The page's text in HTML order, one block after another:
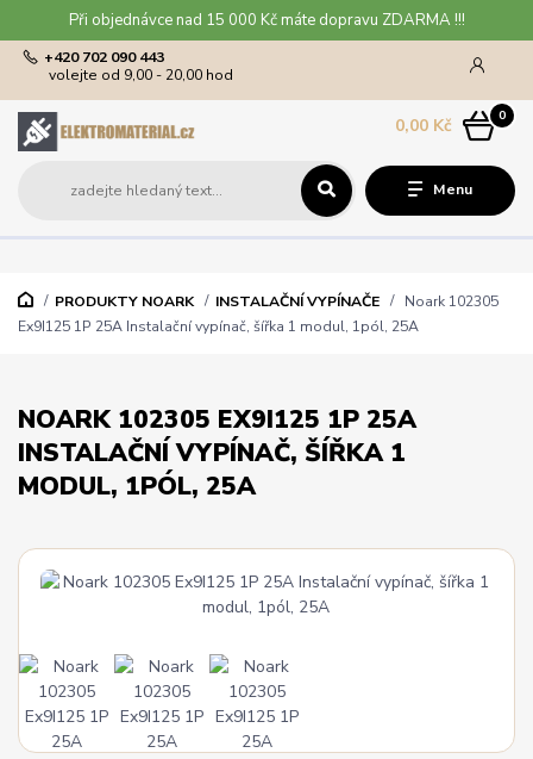
Při objednávce nad 15 000 Kč máte dopravu ZDARMA !!!
Menu
+420 702 090 443
volejte od 9,00 - 20,00 hod
0
0,00 Kč
PRODUKTY NOARK INSTALAČNÍ VYPÍNAČE
Noark 102305
Ex9I125 1P 25A Instalační vypínač, šířka 1 modul, 1pól, 25A
NOARK 102305 EX9I125 1P 25A
INSTALAČNÍ VYPÍNAČ, ŠÍŘKA 1
MODUL, 1PÓL, 25A